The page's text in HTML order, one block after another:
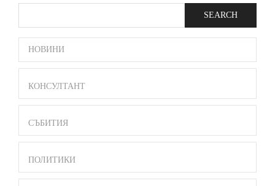
SIDE
BAR
MENU
НОВИНИ
КОНСУЛТАНТ
СЪБИТИЯ
ПОЛИТИКИ